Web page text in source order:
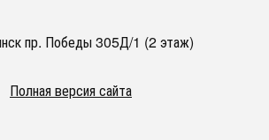
пр. Победы 305Д/1 (2 этаж)
Полная версия сайта